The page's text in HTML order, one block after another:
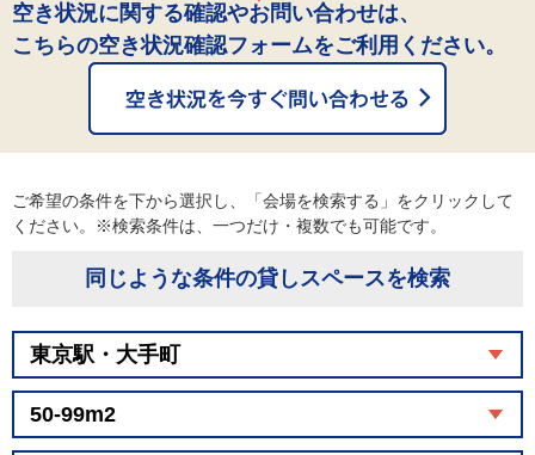
空き状況に関する確認やお問い合わせは、
こちらの空き状況確認フォームをご利用ください。
ご希望の条件を下から選択し、「会場を検索する」をクリックして
ください。※検索条件は、一つだけ・複数でも可能です。
同じような条件の貸しスペースを検索